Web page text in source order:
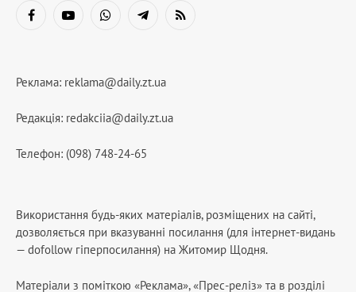
FacebookYouTubeWhatsAppTelegramRSS
Реклама: reklama@daily.zt.ua
Редакція: redakciia@daily.zt.ua
Телефон: (098) 748-24-65
Використання будь-яких матеріалів, розміщених на сайті,
дозволяється при вказуванні посилання (для інтернет-видань
— dofollow гіперпосилання) на Житомир Щодня.
Матеріали з поміткою «Реклама», «Прес-реліз» та в розділі